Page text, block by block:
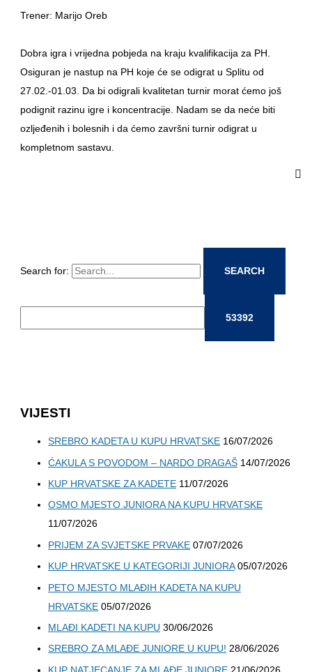
Trener: Marijo Oreb
Dobra igra i vrijedna pobjeda na kraju kvalifikacija za PH.
Osiguran je nastup na PH koje će se odigrat u Splitu od
27.02.-01.03. Da bi odigrali kvalitetan turnir morat ćemo još
podignit razinu igre i koncentracije. Nadam se da neće biti
ozljeđenih i bolesnih i da ćemo završni turnir odigrat u
kompletnom sastavu.
Search for:
VIJESTI
SREBRO KADETA U KUPU HRVATSKE 16/07/2026
ĆAKULA S POVODOM – NARDO DRAGAŠ 14/07/2026
KUP HRVATSKE ZA KADETE 11/07/2026
OSMO MJESTO JUNIORA NA KUPU HRVATSKE
11/07/2026
PRIJEM ZA SVJETSKE PRVAKE 07/07/2026
KUP HRVATSKE U KATEGORIJI JUNIORA 05/07/2026
PETO MJESTO MLAĐIH KADETA NA KUPU
HRVATSKE 05/07/2026
MLAĐI KADETI NA KUPU 30/06/2026
SREBRO ZA MLAĐE JUNIORE U KUPU! 28/06/2026